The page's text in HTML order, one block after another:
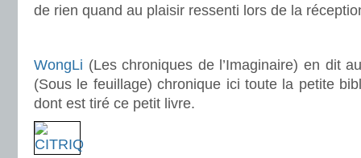
de rien quand au plaisir ressenti lors de la
WongLi (Les chroniques de l’Imaginaire) en dit
(Sous le feuillage) chronique ici toute la petite
dont est tiré ce petit livre.